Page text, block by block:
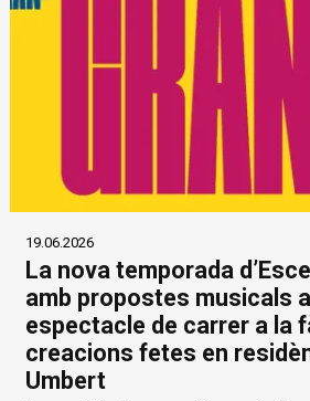
19.06.2026
La nova temporada
amb propostes musicals
espectacle de carrer a la
creacions fetes en
Umbert